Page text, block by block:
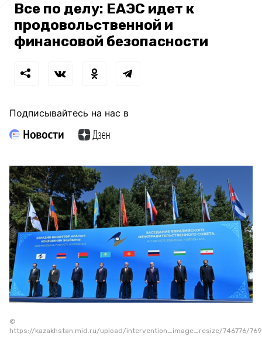
Все по делу: ЕАЭС идет к
продовольственной и
финансовой безопасности
Подписывайтесь на нас в
©
https://kazakhstan.mid.ru/upload/intervention_image_resize/746776/